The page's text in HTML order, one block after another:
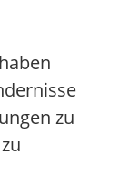
zu